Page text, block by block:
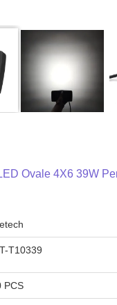
Ovale 4X6 39W
T10339
PCS